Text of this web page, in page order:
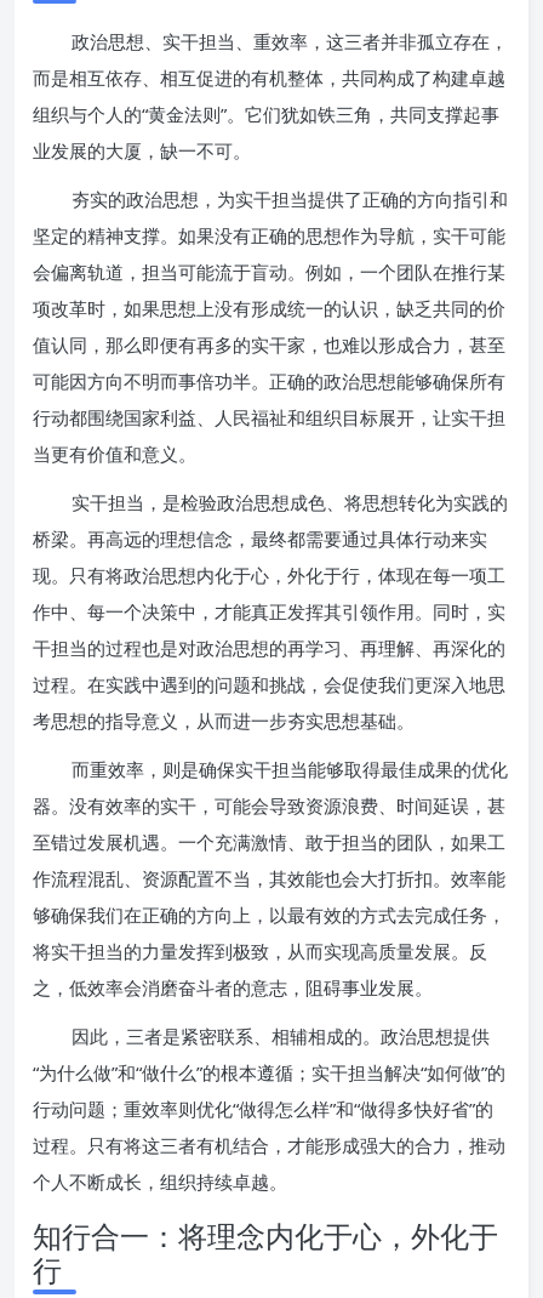
政治思想、实干担当、重效率，这三者并非孤立存在，
而是相互依存、相互促进的有机整体，共同构成了构建卓越
组织与个人的“黄金法则”。它们犹如铁三角，共同支撑起事
业发展的大厦，缺一不可。
夯实的政治思想，为实干担当提供了正确的方向指引和
坚定的精神支撑。如果没有正确的思想作为导航，实干可能
会偏离轨道，担当可能流于盲动。例如，一个团队在推行某
项改革时，如果思想上没有形成统一的认识，缺乏共同的价
值认同，那么即便有再多的实干家，也难以形成合力，甚至
可能因方向不明而事倍功半。正确的政治思想能够确保所有
行动都围绕国家利益、人民福祉和组织目标展开，让实干担
当更有价值和意义。
实干担当，是检验政治思想成色、将思想转化为实践的
桥梁。再高远的理想信念，最终都需要通过具体行动来实
现。只有将政治思想内化于心，外化于行，体现在每一项工
作中、每一个决策中，才能真正发挥其引领作用。同时，实
干担当的过程也是对政治思想的再学习、再理解、再深化的
过程。在实践中遇到的问题和挑战，会促使我们更深入地思
考思想的指导意义，从而进一步夯实思想基础。
而重效率，则是确保实干担当能够取得最佳成果的优化
器。没有效率的实干，可能会导致资源浪费、时间延误，甚
至错过发展机遇。一个充满激情、敢于担当的团队，如果工
作流程混乱、资源配置不当，其效能也会大打折扣。效率能
够确保我们在正确的方向上，以最有效的方式去完成任务，
将实干担当的力量发挥到极致，从而实现高质量发展。反
之，低效率会消磨奋斗者的意志，阻碍事业发展。
因此，三者是紧密联系、相辅相成的。政治思想提供
“为什么做”和“做什么”的根本遵循；实干担当解决“如何做”的
行动问题；重效率则优化“做得怎么样”和“做得多快好省”的
过程。只有将这三者有机结合，才能形成强大的合力，推动
个人不断成长，组织持续卓越。
知行合一：将理念内化于心，外化于
行